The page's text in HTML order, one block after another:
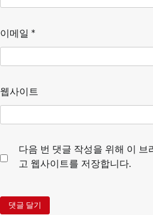
이메일 *
웹사이트
다음 번 댓글 작성을 위해 이 브
고 웹사이트를 저장합니다.